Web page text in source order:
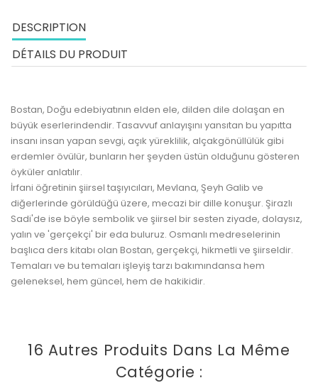
DESCRIPTION
DÉTAILS DU PRODUIT
Bostan, Doğu edebiyatının elden ele, dilden dile dolaşan en
büyük eserlerindendir. Tasavvuf anlayışını yansıtan bu yapıtta
insanı insan yapan sevgi, açık yüreklilik, alçakgönüllülük gibi
erdemler övülür, bunların her şeyden üstün olduğunu gösteren
öyküler anlatılır.
İrfani öğretinin şiirsel taşıyıcıları, Mevlana, Şeyh Galib ve
diğerlerinde görüldüğü üzere, mecazi bir dille konuşur. Şirazlı
Sadi'de ise böyle sembolik ve şiirsel bir sesten ziyade, dolaysız,
yalın ve 'gerçekçi' bir eda buluruz. Osmanlı medreselerinin
başlıca ders kitabı olan Bostan, gerçekçi, hikmetli ve şiirseldir.
Temaları ve bu temaları işleyiş tarzı bakımındansa hem
geleneksel, hem güncel, hem de hakikidir.
16 Autres Produits Dans La Même
Catégorie :